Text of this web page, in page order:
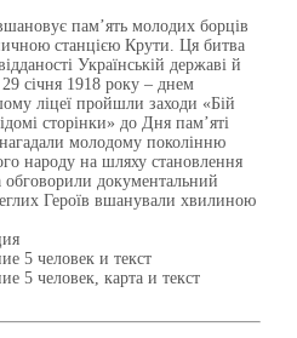
пам’ять молодих борців
станцією Крути. Ця битва
Українській державі й
29 січня 1918 року – днем
ліцеї пройшли заходи «Бій
сторінки» до Дня пам’яті
молодому поколінню
народу на шляху становлення
обговорили документальний
Героїв вшанували хвилиною